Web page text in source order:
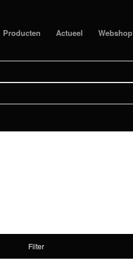
Producten Actueel Webshop
Filter